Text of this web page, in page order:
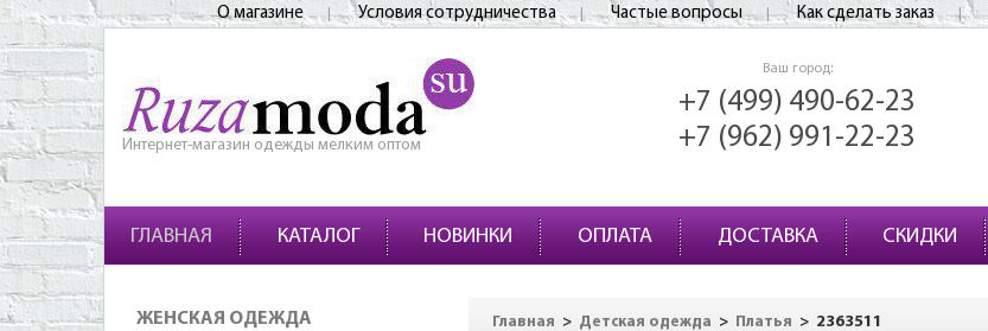
О магазине Условия сотрудничества Частые вопросы Как сделать заказ
Интернет-магазин одежды мелким оптом
Ваш город:
+7 (499) 490-62-23
+7 (962) 991-22-23
ГЛАВНАЯ КАТАЛОГ НОВИНКИ ОПЛАТА ДОСТАВКА СКИДКИ
ЖЕНСКАЯ ОДЕЖДА Главная > Детская одежда > Платья > 2363511